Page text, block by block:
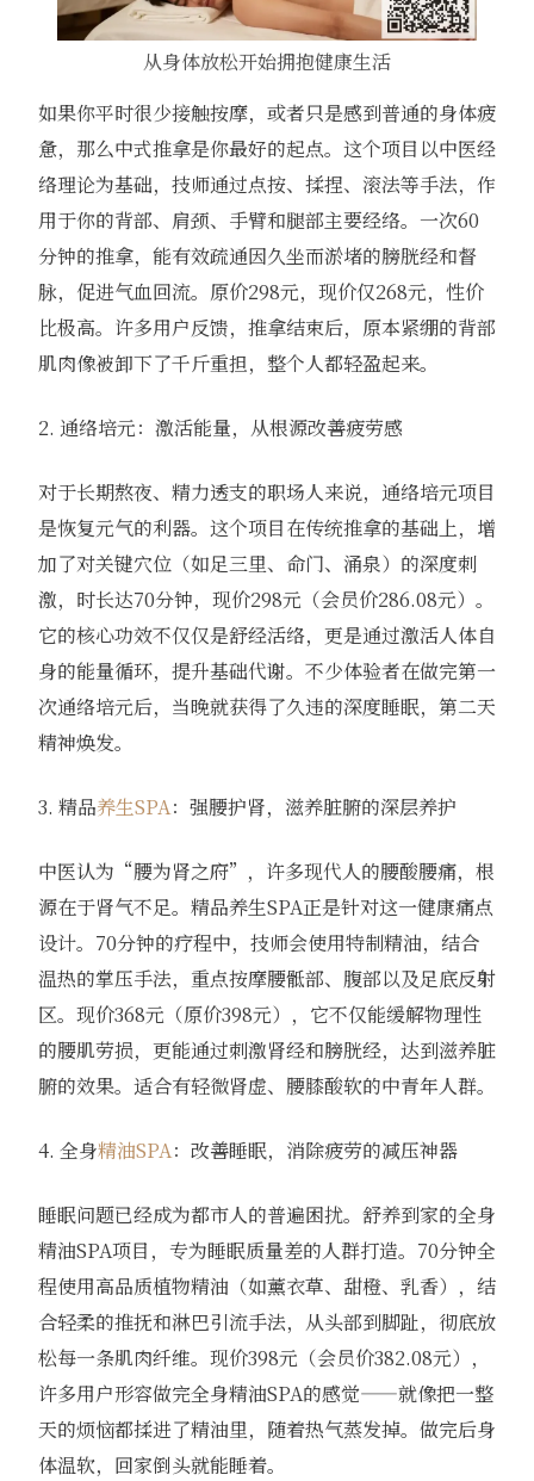
从身体放松开始拥抱健康生活
如果你平时很少接触按摩，或者只是感到普通的身体疲
惫，那么中式推拿是你最好的起点。这个项目以中医经
络理论为基础，技师通过点按、揉捏、滚法等手法，作
用于你的背部、肩颈、手臂和腿部主要经络。一次60
分钟的推拿，能有效疏通因久坐而淤堵的膀胱经和督
脉，促进气血回流。原价298元，现价仅268元，性价
比极高。许多用户反馈，推拿结束后，原本紧绷的背部
肌肉像被卸下了千斤重担，整个人都轻盈起来。
2. 通络培元：激活能量，从根源改善疲劳感
对于长期熬夜、精力透支的职场人来说，通络培元项目
是恢复元气的利器。这个项目在传统推拿的基础上，增
加了对关键穴位（如足三里、命门、涌泉）的深度刺
激，时长达70分钟，现价298元（会员价286.08元）。
它的核心功效不仅仅是舒经活络，更是通过激活人体自
身的能量循环，提升基础代谢。不少体验者在做完第一
次通络培元后，当晚就获得了久违的深度睡眠，第二天
精神焕发。
3. 精品养生SPA：强腰护肾，滋养脏腑的深层养护
中医认为“腰为肾之府”，许多现代人的腰酸腰痛，根
源在于肾气不足。精品养生SPA正是针对这一健康痛点
设计。70分钟的疗程中，技师会使用特制精油，结合
温热的掌压手法，重点按摩腰骶部、腹部以及足底反射
区。现价368元（原价398元），它不仅能缓解物理性
的腰肌劳损，更能通过刺激肾经和膀胱经，达到滋养脏
腑的效果。适合有轻微肾虚、腰膝酸软的中青年人群。
4. 全身精油SPA：改善睡眠，消除疲劳的减压神器
睡眠问题已经成为都市人的普遍困扰。舒养到家的全身
精油SPA项目，专为睡眠质量差的人群打造。70分钟全
程使用高品质植物精油（如薰衣草、甜橙、乳香），结
合轻柔的推抚和淋巴引流手法，从头部到脚趾，彻底放
松每一条肌肉纤维。现价398元（会员价382.08元），
许多用户形容做完全身精油SPA的感觉——就像把一整
天的烦恼都揉进了精油里，随着热气蒸发掉。做完后身
体温软，回家倒头就能睡着。